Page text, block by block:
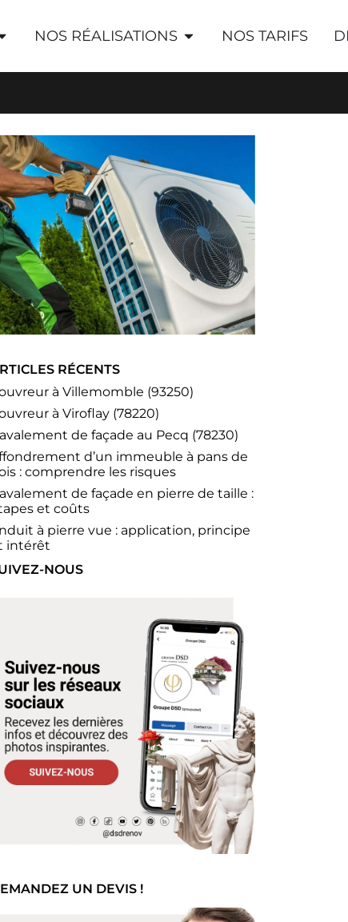
NOS RÉALISATIONS NOS TARIFS
RÉCENTS
à Villemomble (93250)
à Viroflay (78220)
de façade au Pecq (78230)
d’un immeuble à pans de
: comprendre les risques
de façade en pierre de taille :
et coûts
à pierre vue : application, principe
intérêt
NOUS
UN DEVIS !